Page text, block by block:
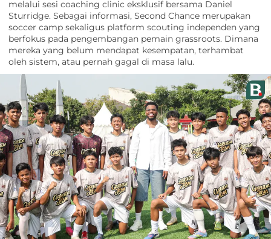
melalui sesi coaching clinic eksklusif bersama Daniel
Sturridge. Sebagai informasi, Second Chance merupakan
soccer camp sekaligus platform scouting independen yang
berfokus pada pengembangan pemain grassroots. Dimana
mereka yang belum mendapat kesempatan, terhambat
oleh sistem, atau pernah gagal di masa lalu.